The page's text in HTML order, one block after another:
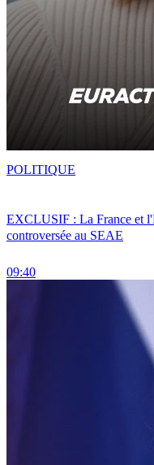
EXCLUSIF : La France et
controversée au SEAE
09:40
POLITIQUE